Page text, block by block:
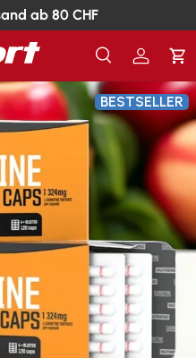
ab 80 CHF
Suche
BESTSELLER